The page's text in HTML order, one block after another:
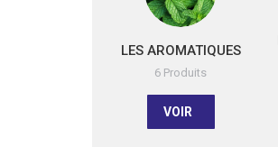
LES AROMATIQUES
6 Produits
VOIR